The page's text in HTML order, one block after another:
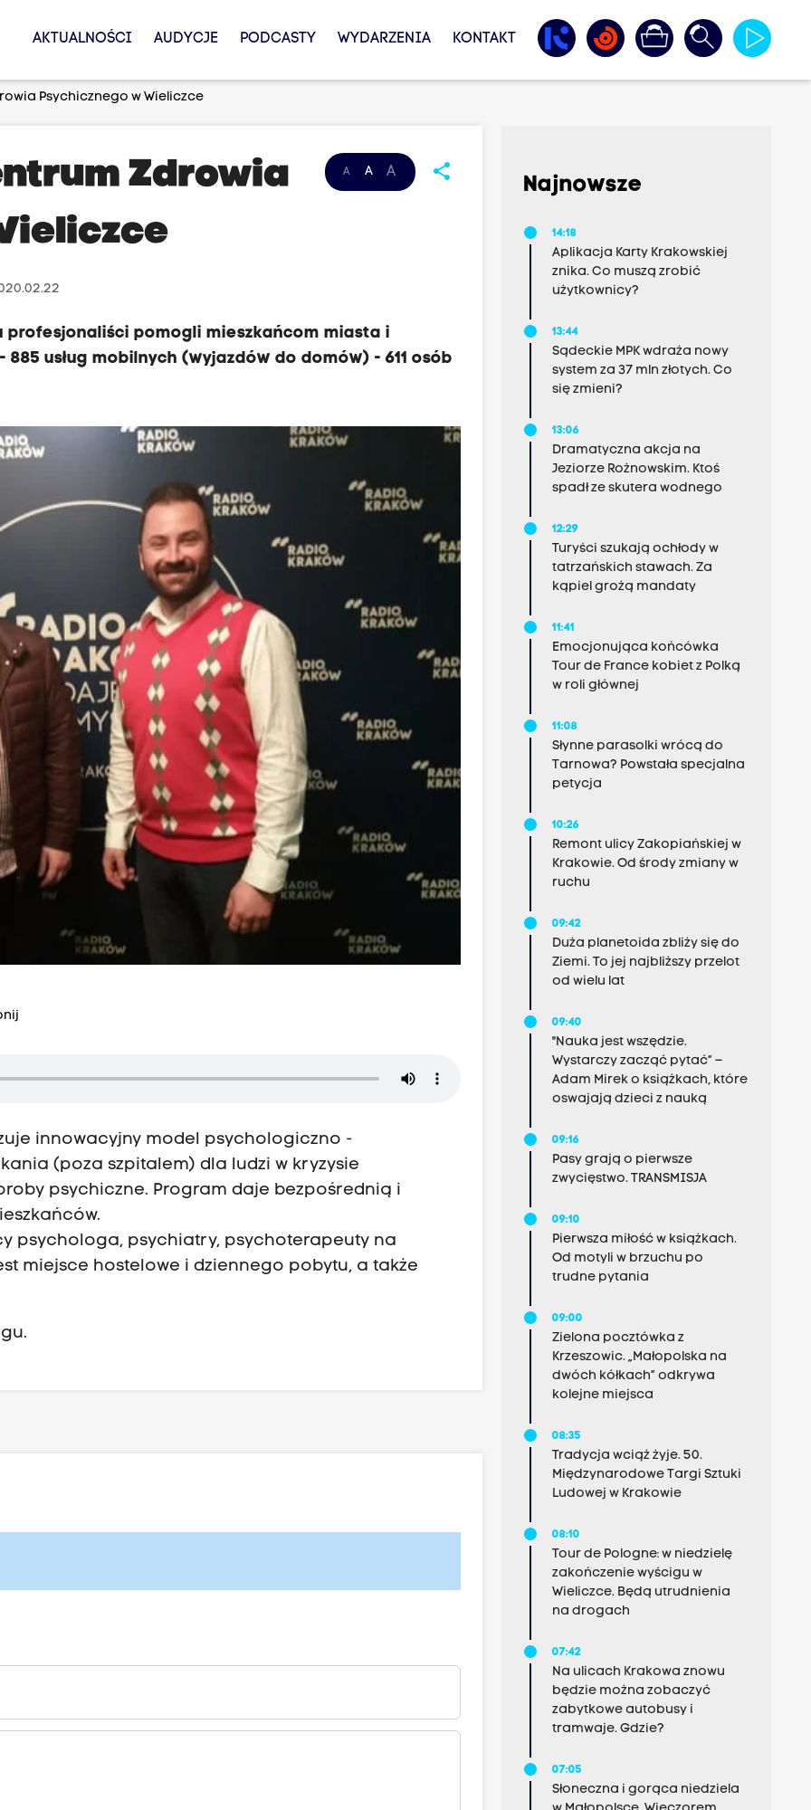
AKTUALNOŚCI AUDYCJE PODCASTY WYDARZENIA KONTAKT
Psychicznego w Wieliczce
A A A share
Zdrowia
pomogli mieszkańcom miasta i
usług mobilnych (wyjazdów do domów) - 611 osób
innowacyjny model psychologiczno -
(poza szpitalem) dla ludzi w kryzysie
psychiczne. Program daje bezpośrednią i
psychologa, psychiatry, psychoterapeuty na
miejsce hostelowe i dziennego pobytu, a także
Najnowsze
14:18
Aplikacja Karty Krakowskiej
znika. Co muszą zrobić
użytkownicy?
13:44
Sądeckie MPK wdraża nowy
system za 37 mln złotych. Co
się zmieni?
13:06
Dramatyczna akcja na
Jeziorze Rożnowskim. Ktoś
spadł ze skutera wodnego
12:29
Turyści szukają ochłody w
tatrzańskich stawach. Za
kąpiel grożą mandaty
11:41
Emocjonująca końcówka
Tour de France kobiet z Polką
w roli głównej
11:08
Słynne parasolki wrócą do
Tarnowa? Powstała specjalna
petycja
10:26
Remont ulicy Zakopiańskiej w
Krakowie. Od środy zmiany w
ruchu
09:42
Duża planetoida zbliży się do
Ziemi. To jej najbliższy przelot
od wielu lat
09:40
"Nauka jest wszędzie.
Wystarczy zacząć pytać” –
Adam Mirek o książkach, które
oswajają dzieci z nauką
09:16
Pasy grają o pierwsze
zwycięstwo. TRANSMISJA
09:10
Pierwsza miłość w książkach.
Od motyli w brzuchu po
trudne pytania
09:00
Zielona pocztówka z
Krzeszowic. „Małopolska na
dwóch kółkach” odkrywa
kolejne miejsca
08:35
Tradycja wciąż żyje. 50.
Międzynarodowe Targi Sztuki
Ludowej w Krakowie
08:10
Tour de Pologne: w niedzielę
zakończenie wyścigu w
Wieliczce. Będą utrudnienia
na drogach
07:42
Na ulicach Krakowa znowu
będzie można zobaczyć
zabytkowe autobusy i
tramwaje. Gdzie?
07:05
Słoneczna i gorąca niedziela